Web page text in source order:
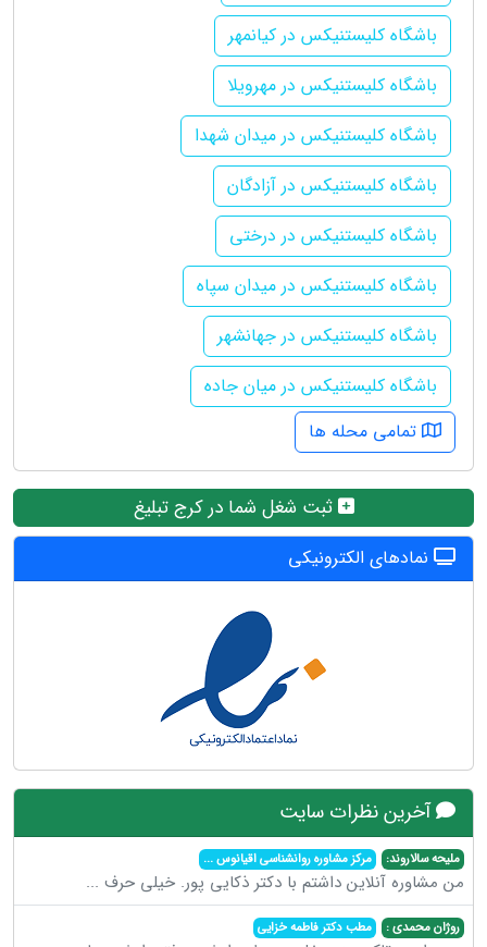
باشگاه کلیستنیکس در کیانمهر
باشگاه کلیستنیکس در مهرویلا
باشگاه کلیستنیکس در میدان شهدا
باشگاه کلیستنیکس در آزادگان
باشگاه کلیستنیکس در درختی
باشگاه کلیستنیکس در میدان سپاه
باشگاه کلیستنیکس در جهانشهر
باشگاه کلیستنیکس در میان جاده
تمامی محله ها
ثبت شغل شما در کرج تبلیغ
نمادهای الکترونیکی
آخرین نظرات سایت
ملیحه سالاروند: مرکز مشاوره روانشناسی اقیانوس...
من مشاوره آنلاین داشتم با دکتر ذکایی پور. خیلی حرف ...
روژان محمدی : مطب دکتر فاطمه خزایی